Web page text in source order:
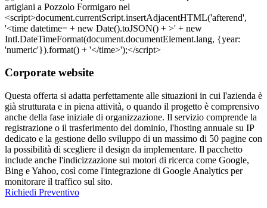
Corporate website
Questa offerta si adatta perfettamente alle situazioni in cui l'azienda è
già strutturata e in piena attività, o quando il progetto è comprensivo
anche della fase iniziale di organizzazione. Il servizio comprende la
registrazione o il trasferimento del dominio, l'hosting annuale su IP
dedicato e la gestione dello sviluppo di un massimo di 50 pagine con
la possibilità di scegliere il design da implementare. Il pacchetto
include anche l'indicizzazione sui motori di ricerca come Google,
Bing e Yahoo, così come l'integrazione di Google Analytics per
monitorare il traffico sul sito.
Richiedi Preventivo